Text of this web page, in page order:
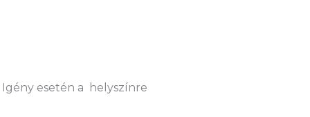
esetén a helyszínre